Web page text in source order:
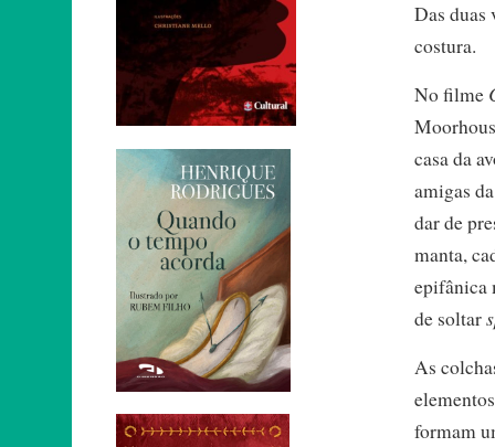
Das duas
costura.
No filme
casa da
amigas
dar de
manta,
epifânica
de soltar
As
formam